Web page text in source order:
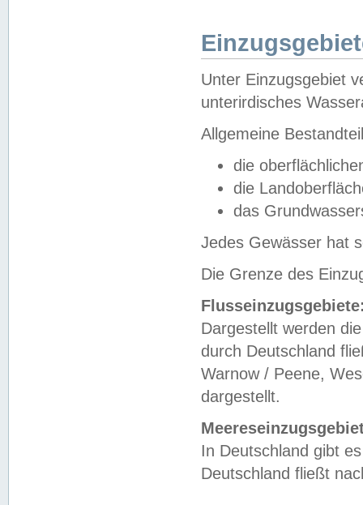
Unter Einzugsgebiet
unterirdisches
Allgemeine
die
die
das
Jedes Gewässer hat
Die Grenze des
Dargestellt werden
durch Deutschland
Warnow / Peene,
dargestellt.
In Deutschland gibt
Deutschland fließt